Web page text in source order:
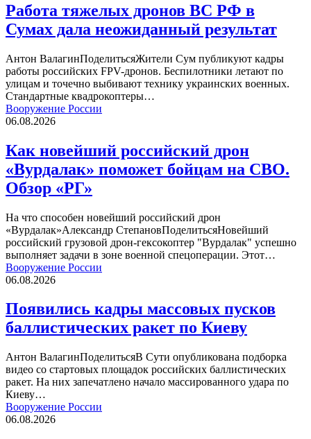
Работа тяжелых дронов ВС РФ в
Сумах дала неожиданный результат
Антон ВалагинПоделитьсяЖители Сум публикуют кадры
работы российских FPV-дронов. Беспилотники летают по
улицам и точечно выбивают технику украинских военных.
Стандартные квадрокоптеры…
Вооружение России
06.08.2026
Как новейший российский дрон
«Вурдалак» поможет бойцам на СВО.
Обзор «РГ»
На что способен новейший российский дрон
«Вурдалак»Александр СтепановПоделитьсяНовейший
российский грузовой дрон-гексокоптер "Вурдалак" успешно
выполняет задачи в зоне военной спецоперации. Этот…
Вооружение России
06.08.2026
Появились кадры массовых пусков
баллистических ракет по Киеву
Антон ВалагинПоделитьсяВ Сути опубликована подборка
видео со стартовых площадок российских баллистических
ракет. На них запечатлено начало массированного удара по
Киеву…
Вооружение России
06.08.2026